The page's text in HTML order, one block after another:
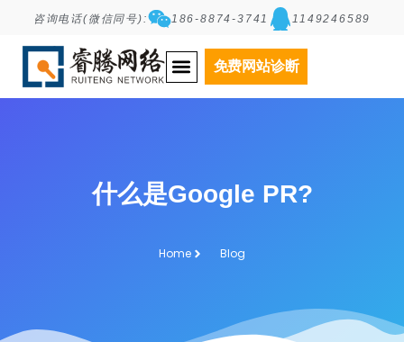
咨询电话(微信同号): 186-8874-3741 1149246589
免费网站诊断
什么是Google PR?
Home Blog